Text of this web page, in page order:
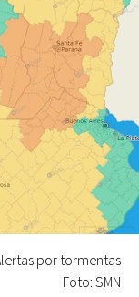
por tormentas
Foto: SMN